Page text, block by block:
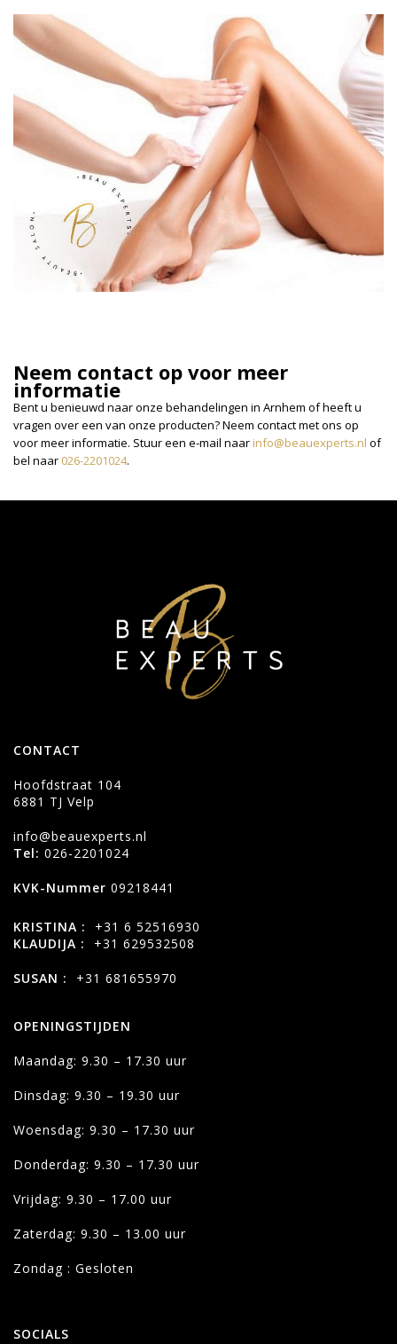
Neem contact op voor meer
informatie
Bent u benieuwd naar onze behandelingen in Arnhem of heeft u
vragen over een van onze producten? Neem contact met ons op
voor meer informatie. Stuur een e-mail naarinfo@beauexperts.nl of
bel naar 026-2201024.
CONTACT
Hoofdstraat 104
6881 TJ Velp
info@beauexperts.nl
Tel: 026-2201024
KVK-Nummer 09218441
KRISTINA :
+31 6 52516930
KLAUDIJA :
+31 629532508
SUSAN : +31 681655970
OPENINGSTIJDEN
Maandag: 9.30 – 17.30 uur
Dinsdag: 9.30 – 19.30 uur
Woensdag: 9.30 – 17.30 uur
Donderdag: 9.30 – 17.30 uur
Vrijdag: 9.30 – 17.00 uur
Zaterdag: 9.30 – 13.00 uur
Zondag : Gesloten
SOCIALS